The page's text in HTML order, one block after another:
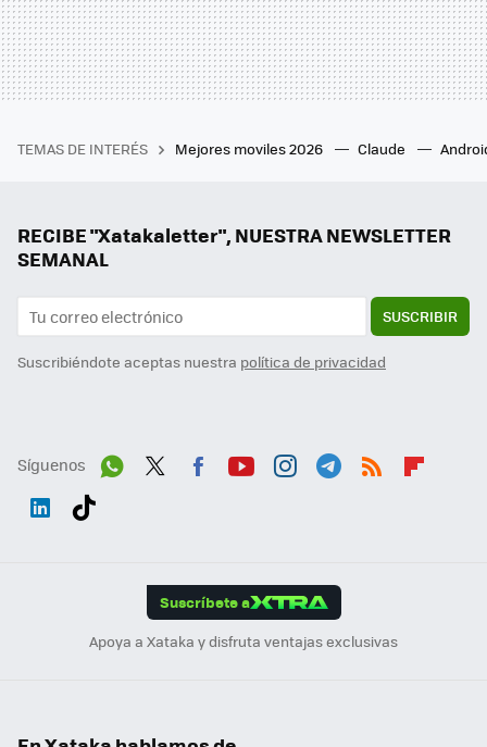
TEMAS DE INTERÉS Mejores moviles 2026 Claude
RECIBE "Xatakaletter", NUESTRA NEWSLETTER
SEMANAL
SUSCRIBIR
Suscribiéndote aceptas nuestra política de privacidad
Síguenos
Suscríbete a
Apoya a Xataka y disfruta ventajas exclusivas